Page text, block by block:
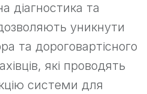
діагностика та
уникнути
та дороговартісного
які проводять
системи для